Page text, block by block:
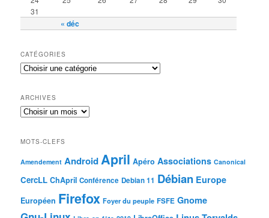
« déc
31
CATÉGORIES
ARCHIVES
MOTS-CLEFS
Amendement AndroidApril Apéro Associations Canonical
CercLL ChApril Conférence Debian 11 Débian Europe
Européen Firefox Foyer du peuple FSFE Gnome